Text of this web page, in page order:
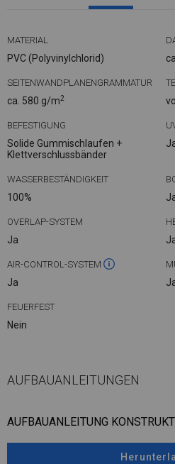
MATERIAL
PVC (Polyvinylchlorid)
SEITENWANDPLANENGRAMMATUR
ca. 580 g/m2
BEFESTIGUNG
Solide Gummischlaufen +
Klettverschlussbänder
WASSERBESTÄNDIGKEIT
100%
OVERLAP-SYSTEM
Ja
AIR-CONTROL-SYSTEM
Ja
FEUERFEST
Nein
AUFBAUANLEITUNGEN
AUFBAUANLEITUNG